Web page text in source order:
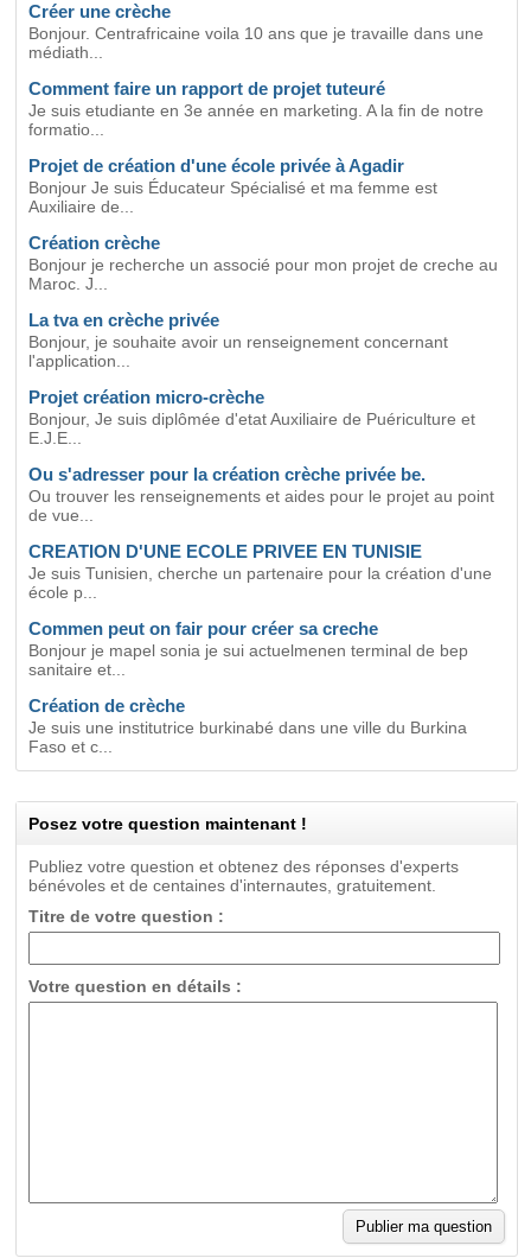
Créer une crèche
Bonjour. Centrafricaine voila 10 ans que je travaille dans une
médiath...
Comment faire un rapport de projet tuteuré
Je suis etudiante en 3e année en marketing. A la fin de notre
formatio...
Projet de création d'une école privée à Agadir
Bonjour Je suis Éducateur Spécialisé et ma femme est
Auxiliaire de...
Création crèche
Bonjour je recherche un associé pour mon projet de creche au
Maroc. J...
La tva en crèche privée
Bonjour, je souhaite avoir un renseignement concernant
l'application...
Projet création micro-crèche
Bonjour, Je suis diplômée d'etat Auxiliaire de Puériculture et
E.J.E...
Ou s'adresser pour la création crèche privée be.
Ou trouver les renseignements et aides pour le projet au point
de vue...
CREATION D'UNE ECOLE PRIVEE EN TUNISIE
Je suis Tunisien, cherche un partenaire pour la création d'une
école p...
Commen peut on fair pour créer sa creche
Bonjour je mapel sonia je sui actuelmenen terminal de bep
sanitaire et...
Création de crèche
Je suis une institutrice burkinabé dans une ville du Burkina
Faso et c...
Posez votre question maintenant !
Publiez votre question et obtenez des réponses d'experts
bénévoles et de centaines d'internautes, gratuitement.
Titre de votre question :
Votre question en détails :